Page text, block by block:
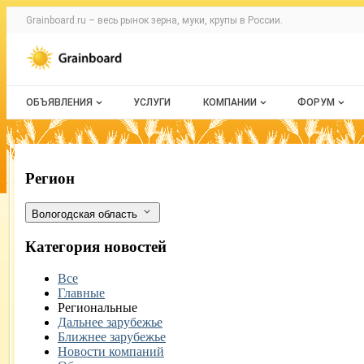
Раздел навигации по сайту
Grainboard.ru – весь рынок зерна, муки, крупы в России.
Авторизация и меню пользователя
Навигация по разделам сайта grainboard.ru
ОБЪЯВЛЕНИЯ
Все объявления
Мои объявления
УСЛУГИ КОМПАНИИ
О каталоге компаний
ФОРУМ
Все темы
Более 3 тыс. тонн продукции АПК
Фильтры
Регион
Вологодская область
Категория новостей
Все
Главные
Региональные
Дальнее зарубежье
Ближнее зарубежье
Новости компаний